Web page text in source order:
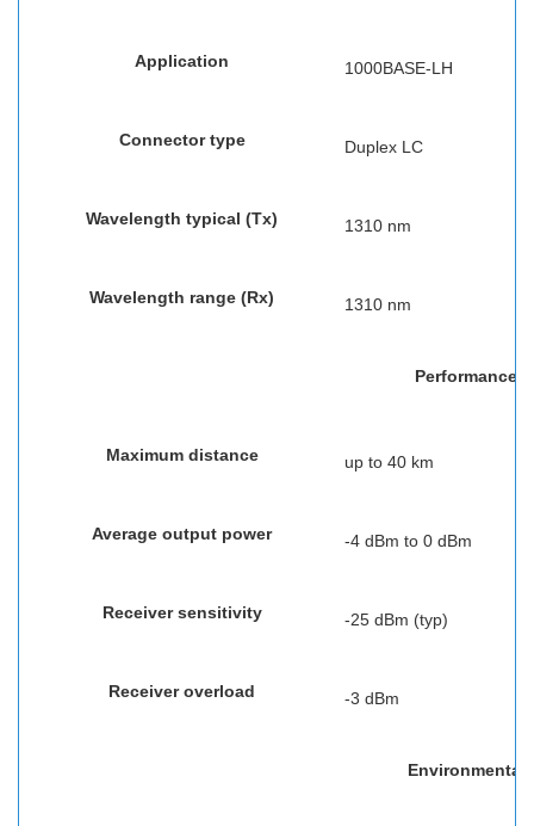
Application 1000BASE-LH
Connector type Duplex LC
Wavelength typical (Tx) 1310 nm
Wavelength range (Rx) 1310 nm
Performance
Maximum distance up to 40 km
Average output power -4 dBm to 0 dBm
Receiver sensitivity -25 dBm (typ)
Receiver overload -3 dBm
Environmental